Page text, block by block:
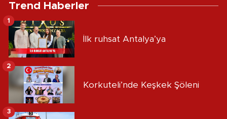
Trend Haberler
İlk ruhsat Antalya’ya
1
Korkuteli’nde Keşkek Şöleni
2
3